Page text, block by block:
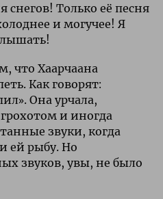
снегов! Только её песня
и могучее! Я
что Хаарчаана
Как говорят:
Она урчала,
и иногда
звуки, когда
ей рыбу. Но
звуков, увы, не было